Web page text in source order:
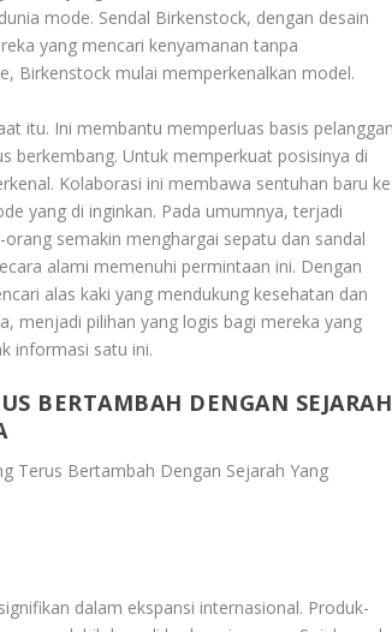
mode. Sendal Birkenstock, dengan desain
yang mencari kenyamanan tanpa
Birkenstock mulai memperkenalkan model.
itu. Ini membantu memperluas basis
berkembang. Untuk memperkuat posisinya di
Kolaborasi ini membawa sentuhan baru ke
yang di inginkan. Pada umumnya, terjadi
semakin menghargai sepatu dan sandal
alami memenuhi permintaan ini. Dengan
alas kaki yang mendukung kesehatan dan
menjadi pilihan yang logis bagi mereka yang
informasi satu ini.
BERTAMBAH DENGAN SEJARAH
Terus Bertambah Dengan Sejarah Yang
dalam ekspansi internasional. Produk-